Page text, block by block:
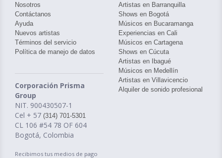
Nosotros
Contáctanos
Ayuda
Nuevos artistas
Términos del servicio
Política de manejo de datos
Corporación Prisma
Group
NIT. 900430507-1
Cel + 57 (314) 701-5301
CL 106 #54 78 OF 604
Bogotá, Colombia
Recibimos tus medios de pago
Artistas en Barranquilla
Shows en Bogotá
Músicos en Bucaramanga
Experiencias en Cali
Músicos en Cartagena
Shows en Cúcuta
Artistas en Ibagué
Músicos en Medellín
Artistas en Villavicencio
Alquiler de sonido profesional